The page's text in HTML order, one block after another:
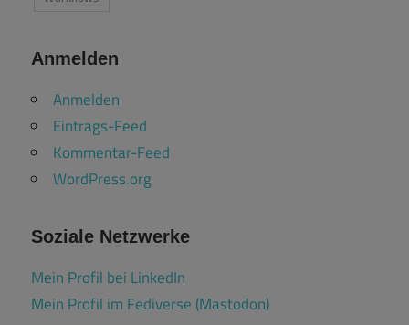
Anmelden
Anmelden
Eintrags-Feed
Kommentar-Feed
WordPress.org
Soziale Netzwerke
Mein Profil bei LinkedIn
Mein Profil im Fediverse (Mastodon)